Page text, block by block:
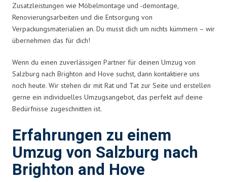
Zusatzleistungen wie Möbelmontage und -demontage,
Renovierungsarbeiten und die Entsorgung von
Verpackungsmaterialien an. Du musst dich um nichts kümmern – wir
übernehmen das für dich!
Wenn du einen zuverlässigen Partner für deinen Umzug von
Salzburg nach Brighton and Hove suchst, dann kontaktiere uns
noch heute. Wir stehen dir mit Rat und Tat zur Seite und erstellen
gerne ein individuelles Umzugsangebot, das perfekt auf deine
Bedürfnisse zugeschnitten ist.
Erfahrungen zu einem
Umzug von Salzburg nach
Brighton and Hove